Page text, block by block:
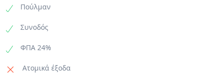
Πούλμαν
Συνοδός
ΦΠΑ 24%
Ατομικά έξοδα